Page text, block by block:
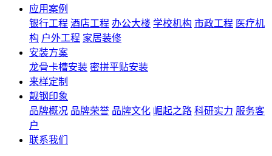
应用案例
银行工程 酒店工程 办公大楼 学校机构 市政工程 医疗机
构 户外工程 家居装修
安装方案
龙骨卡槽安装 密拼平贴安装
来样定制
靓钢印象
品牌概况 品牌荣誉 品牌文化 崛起之路 科研实力 服务客
户
联系我们